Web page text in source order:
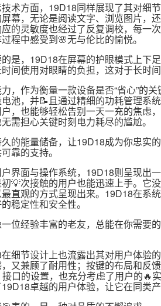
术方面，19D18同样展现了其对细
幕，无论是阅读文字、浏览图片，
的灵敏度也经过了反复调校，每一
程中感受到🌸无与伦比的愉悦。
是，19D18在屏幕的护眼模式上下
间使用对眼睛的负担，这对于长时
，作为衡量一款设备是否“省心”的
池，并📝且通过精细的功耗管理系
，也能够轻松告别一天一充的焦虑
需担心关键时刻电力耗尽的尴尬。
的能量储备，让19D18成为你忠实
靠的支持。
界面与操作系统，19D18则呈现出
💡次接触的用户也能迅速上手。它
直观的方式呈现出来。19D18在系
稳定性和安全性。
位经验丰富的老友，总能在你需要
细节设计上也流露出其对用户体验
又兼顾了耐用性；按键的布局和反
口的设置，也充分考虑了用户的🔥
卓越的用户体验，让它在同类